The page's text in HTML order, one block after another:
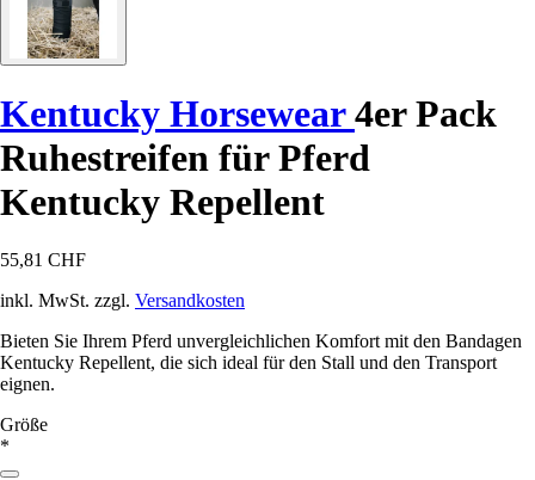
Kentucky Horsewear4er Pack
Ruhestreifen für Pferd
Kentucky Repellent
55,81 CHF
inkl. MwSt. zzgl. Versandkosten
Bieten Sie Ihrem Pferd unvergleichlichen Komfort mit den Bandagen
Kentucky Repellent, die sich ideal für den Stall und den Transport
eignen.
Größe
*